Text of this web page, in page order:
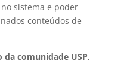
sistema e poder
conteúdos de
da comunidade USP,